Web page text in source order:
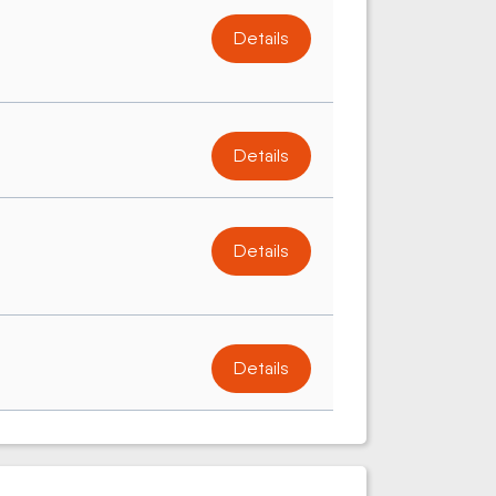
Details
Details
Details
Details